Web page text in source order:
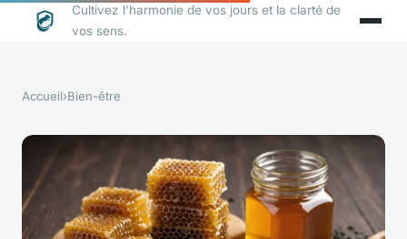
Cultivez l'harmonie de vos jours et la clarté de
vos sens.
Accueil›Bien-être